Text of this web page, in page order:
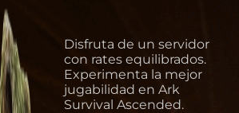
Disfruta de un servidor
con rates equilibrados.
Experimenta la mejor
jugabilidad en Ark
Survival Ascended.